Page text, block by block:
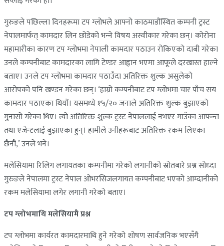
गुरुङले पछिल्ला दिनहरूमा टप ग्लोभले आफ्नो काठमाडौंस्थित कम्पनी ट्रस्ट
नेपालमार्फत् कामदार लिन छोडेको भन्‍ने विषय अस्वीकार गरेका छन्। कोरोना
महामारीका कारण टप ग्लोभमा नेपाली कामदार पठाउन रोकिएको दाबी गरेका
उनले कम्पनीबाट कामदारका लागि टेण्डर आह्वान भएमा आफूले दरखास्त हाल्ने
बताए। उनले टप ग्लोभमा कामदार पठाउँदा अतिरिक्त शुल्क असुलेको
आरोपको पनि खण्डन गरेका छन्। ‘हाम्रो कम्पनीबाट टप ग्लोभमा चार पाँच सय
कामदार पठाएका थियौं। यसमध्ये १५/२० जनाले अतिरिक्त शुल्क बुझाएको
गुनासो गरेका थिए। त्यो अतिरिक्त शुल्क ट्रस्ट नेपाललाई नभएर गाउँका आफन्त
तथा एजेन्टलाई बुझाएका हुन्। हामीले उनीहरूबाट अतिरिक्त रकम लिएका
छैनौं,’ उनले भने।
मलेसियामा रिलिग लगायतका कम्पनीमा गरेको लगानीको स्रोतबारे प्रश्न सोध्दा
गुरुङले नेपालमा ट्रस्ट नेपाल ओभरसिजलगायत कम्पनीबाट भएको आम्दानीको
रकम मलेसियामा लगेर लगानी गरेको बताए।
टप ग्लोभमाथि मलेसियामै प्रश्न
टप ग्लोभमा कार्यरत कामदारमाथि हुने गरेको शोषण सार्वजनिक भएसँगै